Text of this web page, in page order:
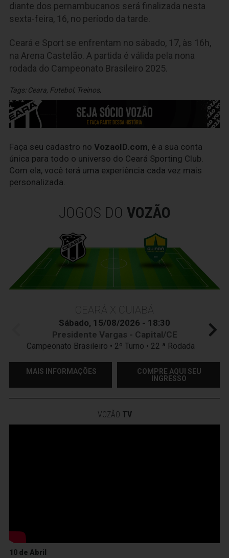
diante dos pernambucanos será finalizada nesta
sexta-feira, 16, no período da tarde.
Ceará e Sport se enfrentam no sábado, 17, às 16h,
na Arena Castelão. A partida é válida pela nona
rodada do Campeonato Brasileiro 2025.
Tags: Ceara, Futebol, Treinos,
Faça seu cadastro no VozaoID.com, é a sua conta
única para todo o universo do Ceará Sporting Club.
Com ela, você terá uma experiência cada vez mais
personalizada.
JOGOS DO VOZÃO
CEARÁ X CUIABÁ
Sábado, 15/08/2026 - 18:30
Presidente Vargas - Capital/CE
Campeonato Brasileiro • 2º Turno • 22 ª Rodada
MAIS INFORMAÇÕES
COMPRE AQUI SEU
INGRESSO
VOZÃO TV
10 de Abril